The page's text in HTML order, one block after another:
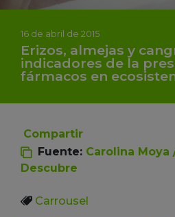
16 de abril de 2015
Erizos, almejas y
indicadores de la
fármacos en
Compartir
Fuente: Carolina Moya
Descubre
Carrousel